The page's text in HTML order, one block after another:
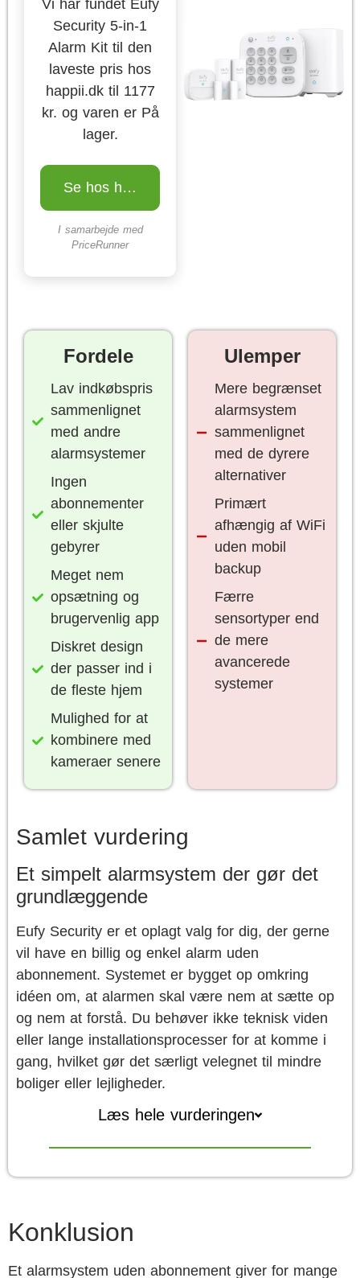
Vi har fundet Eufy
Security 5-in-1
Alarm Kit til den
laveste pris hos
happii.dk til 1177
kr. og varen er På
lager.
Se hos happii.dk
I samarbejde med
PriceRunner
Fordele
Lav indkøbspris
sammenlignet
med andre
alarmsystemer
Ingen
abonnementer
eller skjulte
gebyrer
Meget nem
opsætning og
brugervenlig app
Diskret design
der passer ind i
de fleste hjem
Mulighed for at
kombinere med
kameraer senere
Ulemper
Mere begrænset
alarmsystem
sammenlignet
med de dyrere
alternativer
Primært
afhængig af WiFi
uden mobil
backup
Færre
sensortyper end
de mere
avancerede
systemer
Samlet vurdering
Et simpelt alarmsystem der gør det
grundlæggende
Eufy Security er et oplagt valg for dig, der gerne
vil have en billig og enkel alarm uden
abonnement. Systemet er bygget op omkring
idéen om, at alarmen skal være nem at sætte op
og nem at forstå. Du behøver ikke teknisk viden
eller lange installationsprocesser for at komme i
gang, hvilket gør det særligt velegnet til mindre
boliger eller lejligheder.
Læs hele vurderingen
Konklusion
Et alarmsystem uden abonnement giver for mange